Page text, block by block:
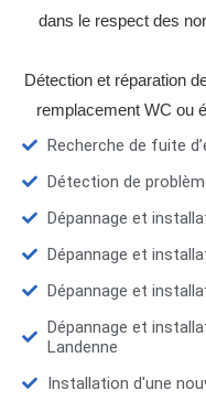
dans le respect des
Détection et réparation
remplacement WC ou
Recherche de fuite
Détection de
Dépannage et
Dépannage et
Dépannage et
Dépannage et
Landenne
Installation d'une